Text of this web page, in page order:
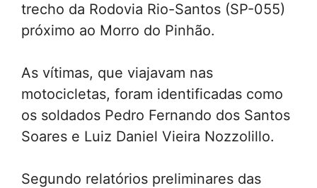
trecho da Rodovia Rio-Santos (SP-055)
próximo ao Morro do Pinhão.
As vítimas, que viajavam nas
motocicletas, foram identificadas como
os soldados Pedro Fernando dos Santos
Soares e Luiz Daniel Vieira Nozzolillo.
Segundo relatórios preliminares das